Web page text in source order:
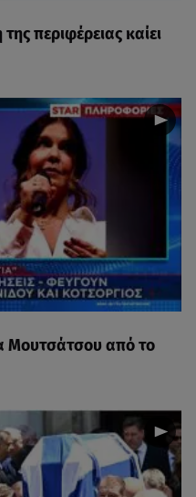
περιφέρειας καίει
Μουτσάτσου από το